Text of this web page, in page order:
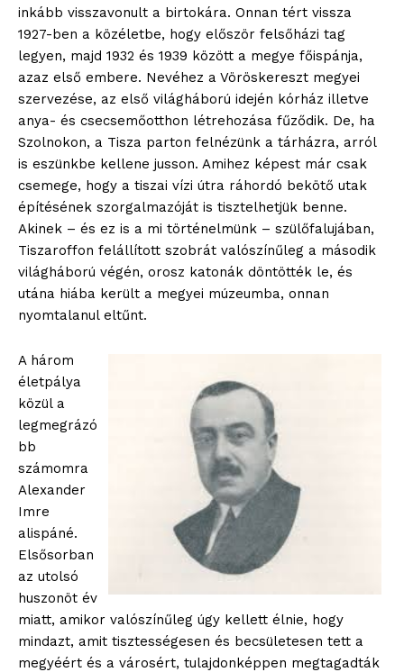
blogSZOLNOK
szubjektív élményportál
inkább visszavonult a birtokára. Onnan tért vissza
1927-ben a közéletbe, hogy először felsőházi tag
legyen, majd 1932 és 1939 között a megye főispánja,
azaz első embere. Nevéhez a Vöröskereszt megyei
szervezése, az első világháború idején kórház illetve
anya- és csecsemőotthon létrehozása fűződik. De, ha
Szolnokon, a Tisza parton felnézünk a tárházra, arról
is eszünkbe kellene jusson. Amihez képest már csak
csemege, hogy a tiszai vízi útra ráhordó bekötő utak
építésének szorgalmazóját is tisztelhetjük benne.
Akinek – és ez is a mi történelmünk – szülőfalujában,
Tiszaroffon felállított szobrát valószínűleg a második
világháború végén, orosz katonák döntötték le, és
utána hiába került a megyei múzeumba, onnan
nyomtalanul eltűnt.
A három
életpálya
közül a
legmegrázó
bb
számomra
Alexander
Imre
alispáné.
Elsősorban
az utolsó
huszonöt év
miatt, amikor valószínűleg úgy kellett élnie, hogy
mindazt, amit tisztességesen és becsületesen tett a
megyéért és a városért, tulajdonképpen megtagadták